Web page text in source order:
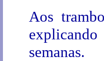
Aos
semanas.